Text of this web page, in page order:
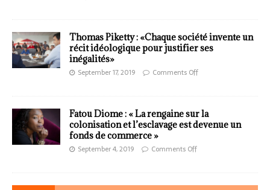
Thomas Piketty : «Chaque société invente un
récit idéologique pour justifier ses
inégalités»
September 17, 2019 Comments Off
Fatou Diome : « La rengaine sur la
colonisation et l’esclavage est devenue un
fonds de commerce »
September 4, 2019 Comments Off